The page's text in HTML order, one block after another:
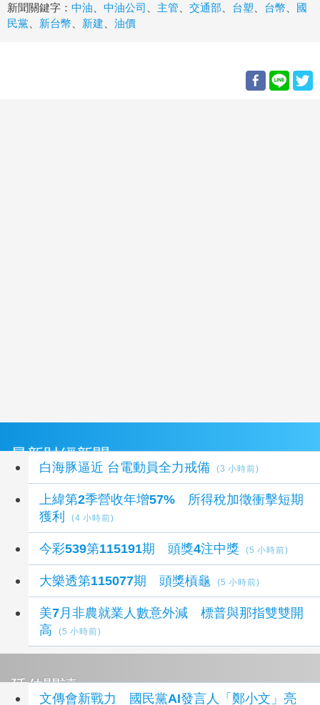
新聞關鍵字： 中油 中油公司 主管 交通部 台塑 台幣
國
民黨
新台幣 新建 油價
最新財經新聞
白海豚逼近 台電動員全力戒備 (3 小時前)
上緯第2季營收年增57% 所得稅加徵衝擊短期
獲利
(4 小時前)
今彩539第115191期 頭獎4注中獎 (5 小時前)
大樂透第115077期 頭獎槓龜 (5 小時前)
美7月非農就業人數意外減 標普與那指雙雙開
高
(5 小時前)
延伸閱讀
文傳會新戰力 國民黨AI發言人「鄭小文」亮